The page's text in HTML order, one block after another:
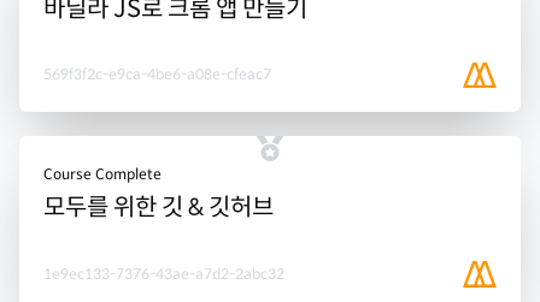
바닐라 JS로 크롬 앱 만들기
569f3f2c-e9ca-4be6-a08e-cfeac7
Course Complete
모두를 위한 깃 & 깃허브
1e9ec133-7376-43ae-a7d2-2abc32